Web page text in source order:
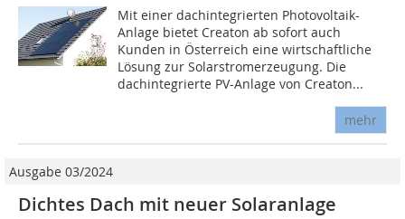
Mit einer dachintegrierten Photovoltaik-
Anlage bietet Creaton ab sofort auch
Kunden in Österreich eine wirtschaftliche
Lösung zur Solarstromerzeugung. Die
dachintegrierte PV-Anlage von Creaton...
mehr
Ausgabe 03/2024
Dichtes Dach mit neuer Solaranlage